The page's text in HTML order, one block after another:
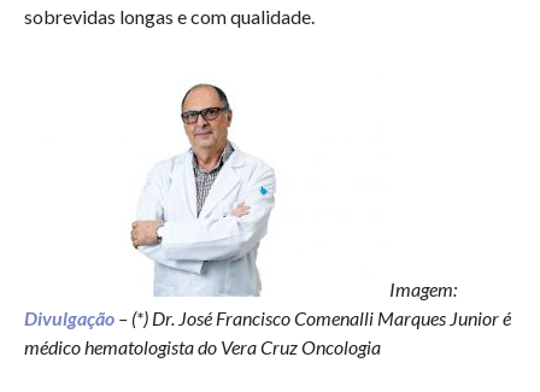
sobrevidas longas e com qualidade.
Imagem:
Divulgação– (*) Dr. José Francisco Comenalli Marques Junior é
médico hematologista do Vera Cruz Oncologia